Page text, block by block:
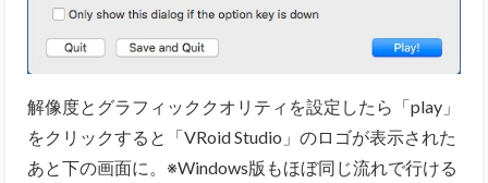
解像度とグラフィッククオリティを設定したら「play」
をクリックすると「VRoid Studio」のロゴが表示された
あと下の画面に。※Windows版もほぼ同じ流れで行ける